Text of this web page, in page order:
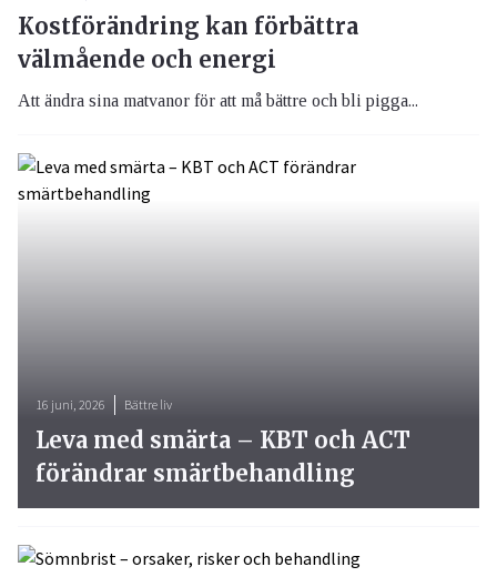
Kostförändring kan förbättra
välmående och energi
Att ändra sina matvanor för att må bättre och bli pigga...
16 juni, 2026 Bättre liv
Leva med smärta – KBT och ACT
förändrar smärtbehandling